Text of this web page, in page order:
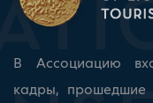
В Ассоциацию
кадры, прошедшие